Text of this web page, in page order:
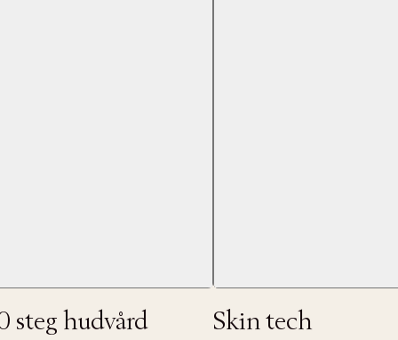
steg hudvård Skin tech